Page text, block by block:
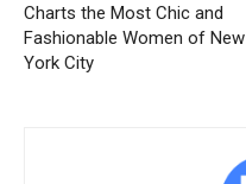
Charts the Most Chic and
Fashionable Women of New
York City